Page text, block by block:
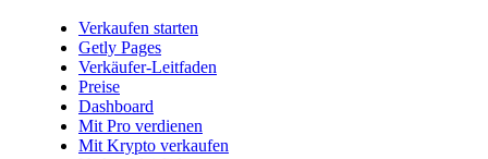
Verkaufen starten
Getly Pages
Verkäufer-Leitfaden
Preise
Dashboard
Mit Pro verdienen
Mit Krypto verkaufen